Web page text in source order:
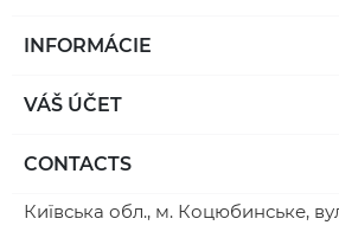
INFORMÁCIE
VÁŠ ÚČET
CONTACTS
Київська обл., м. Коцюбинське,